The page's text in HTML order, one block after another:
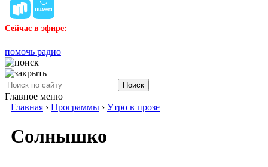
Сейчас в эфире:
помочь радио
Поиск
Главное меню
Главная › Программы › Утро в прозе
Солнышко